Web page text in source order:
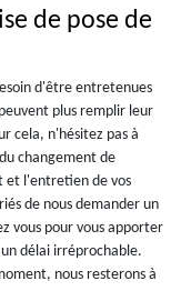
de pose de
d'être entretenues
plus remplir leur
cela, n'hésitez pas à
changement de
et l'entretien de vos
de nous demander un
vous pour vous apporter
délai irréprochable.
nous resterons à